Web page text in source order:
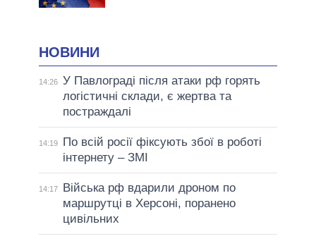
НОВИНИ
14:26 У Павлограді після атаки рф горять
логістичні склади, є жертва та
постраждалі
14:19
По всій росії фіксують збої в роботі
інтернету – ЗМІ
14:17
Війська рф вдарили дроном по
маршрутці в Херсоні, поранено
цивільних